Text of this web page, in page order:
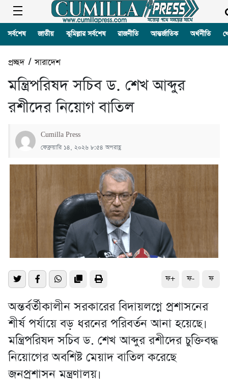
সর্বশেষ জাতীয় কুমিল্লার সর্বশেষ রাজনীতি আন্তর্জাতিক অর্থনীতি
প্রচ্ছদ/সারাদেশ
মন্ত্রিপরিষদ সচিব ড. শেখ আব্দুর
রশীদের নিয়োগ বাতিল
Cumilla Press
ফেব্রুয়ারি ১৪, ২০২৬ ৮:৫৪ অপরাহ্ণ
ফ+ ফ- ফ
অন্তর্বর্তীকালীন সরকারের বিদায়লগ্নে প্রশাসনের
শীর্ষ পর্যায়ে বড় ধরনের পরিবর্তন আনা হয়েছে।
মন্ত্রিপরিষদ সচিব ড. শেখ আব্দুর রশীদের চুক্তিবদ্ধ
নিয়োগের অবশিষ্ট মেয়াদ বাতিল করেছে
জনপ্রশাসন মন্ত্রণালয়।